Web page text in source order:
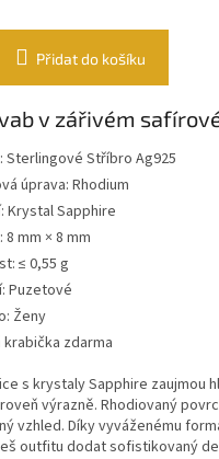
Přidat do košíku
v zářivém
Sterlingové Stříbro Ag925
úprava: Rhodium
Krystal Sapphire
mm × 8 mm
≤ 0,55 g
Puzetové
Ženy
krabička zdarma
s krystaly Sapphire
výrazně. Rhodiovaný
vzhled. Díky vyváženému
outfitu dodat sofistikovaný